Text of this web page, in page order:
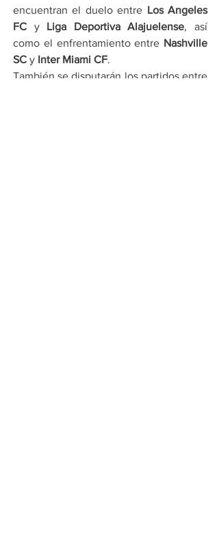
encuentran el duelo entre Los Angeles
FC y Liga Deportiva Alajuelense, así
como el enfrentamiento entre Nashville
SC y Inter Miami CF.